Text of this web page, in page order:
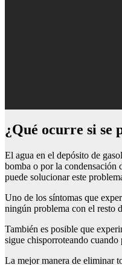
¿qué ocurre si
El agua en el depósito de
bomba o por la condensación
puede solucionar este
Uno de los síntomas que
ningún problema con el resto
También es posible que
sigue chisporroteando
La mejor manera de eliminar